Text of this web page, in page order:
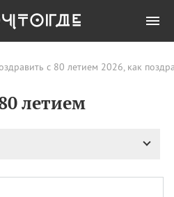
с 80 летием 2026, как
летием
ПРАЗДНИКИ Все
11.08 Рождество святителя